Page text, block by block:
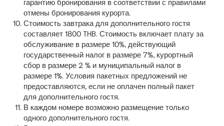
отмены бронирования курорта.
Стоимость завтрака для дополнительного гостя
составляет 1800 THB. Стоимость включает плату за
обслуживание в размере 10%, действующий
государственный налог в размере 7%, курортный
сбор в размере 2 % и муниципальный налог в
размере 1%. Условия пакетных предложений не
предоставляются, если не оплачен полный пакет
для дополнительного гостя.
В каждом номере возможно размещение только
одного дополнительного гостя.